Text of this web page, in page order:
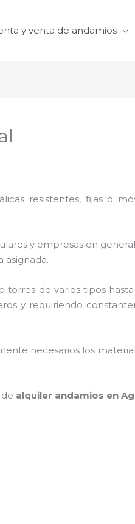
y venta de andamios
resistentes, fijas o
y empresas en
asignada.
de varios tipos
y requiriendo
necesarios los
alquiler andamios en